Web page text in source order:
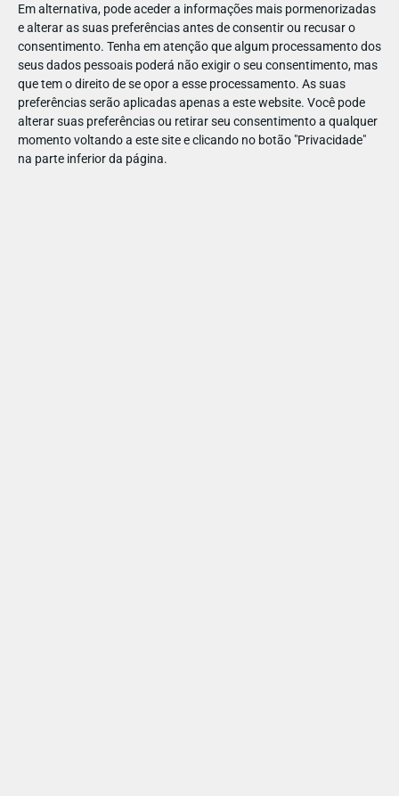
Em alternativa, pode aceder a informações mais pormenorizadas
e alterar as suas preferências antes de consentir ou recusar o
consentimento. Tenha em atenção que algum processamento dos
seus dados pessoais poderá não exigir o seu consentimento, mas
que tem o direito de se opor a esse processamento. As suas
preferências serão aplicadas apenas a este website. Você pode
alterar suas preferências ou retirar seu consentimento a qualquer
momento voltando a este site e clicando no botão "Privacidade"
na parte inferior da página.
PAIS PARENTALIDADE
ARTES MARCIAIS AJUDAM A
DESENVOLVER O CÉREBRO E
TORNAM OS RAPAZES